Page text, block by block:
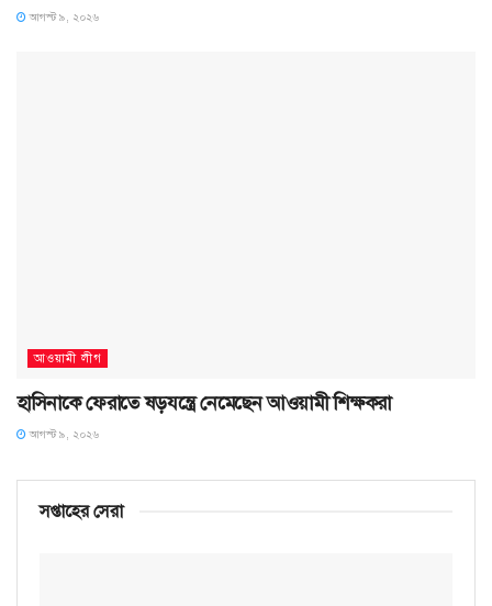
আগস্ট ৯, ২০২৬
আওয়ামী লীগ
হাসিনাকে ফেরাতে ষড়যন্ত্রে নেমেছেন আওয়ামী শিক্ষকরা
আগস্ট ৯, ২০২৬
সপ্তাহের সেরা